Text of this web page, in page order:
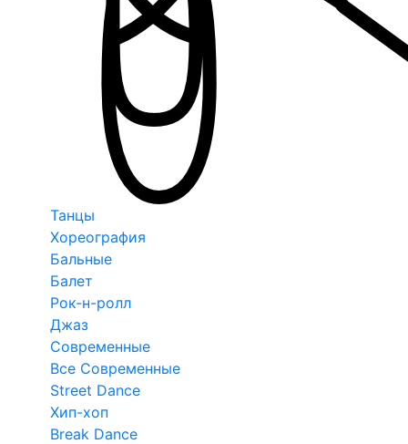
Танцы
Хореография
Бальные
Балет
Рок-н-ролл
Джаз
Современные
Все Современные
Street Dance
Хип-хоп
Break Dance